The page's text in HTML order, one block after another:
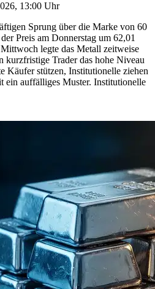
13:00 Uhr
Sprung über die Marke von 60
Preis am Donnerstag um 62,01
legte das Metall zeitweise
kurzfristige Trader das hohe Niveau
Käufer stützen, Institutionelle ziehen
ein auffälliges Muster. Institutionelle